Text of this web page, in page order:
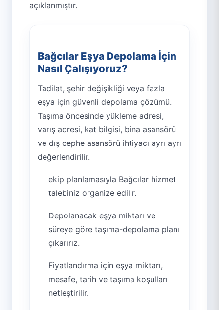
açıklanmıştır.
Bağcılar Eşya Depolama İçin
Nasıl Çalışıyoruz?
Tadilat, şehir değişikliği veya fazla
eşya için güvenli depolama çözümü.
Taşıma öncesinde yükleme adresi,
varış adresi, kat bilgisi, bina asansörü
ve dış cephe asansörü ihtiyacı ayrı ayrı
değerlendirilir.
ekip planlamasıyla Bağcılar hizmet
talebiniz organize edilir.
Depolanacak eşya miktarı ve
süreye göre taşıma-depolama planı
çıkarırız.
Fiyatlandırma için eşya miktarı,
mesafe, tarih ve taşıma koşulları
netleştirilir.